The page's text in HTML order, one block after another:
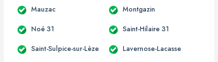
Mauzac Montgazin
Noé 31 Saint-Hilaire 31
Saint-Sulpice-sur-Lèze Lavernose-Lacasse